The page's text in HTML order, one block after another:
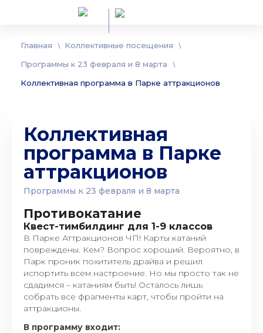
Главная
Коллективные посещения
Программы к 23 февраля и 8 марта
Коллективная программа в Парке аттракционов
Коллективная
программа в Парке
аттракционов
Программы к 23 февраля и 8 марта
Противокатание
Квест-тимбилдинг для 1-9 классов
В Парке Аттракционов ЧП! Карты катаний
повреждены. Кем? Вопрос хороший. Вероятно, в
Парк проник похититель драйва и решил
испортить всем настроение. Но мы просто так не
сдадимся – катаниям быть! Осталось лишь
собрать все фрагменты карт, чтобы пройти на
аттракционы.
В программу входит: